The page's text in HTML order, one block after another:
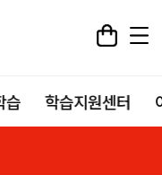
습 학습지원센터